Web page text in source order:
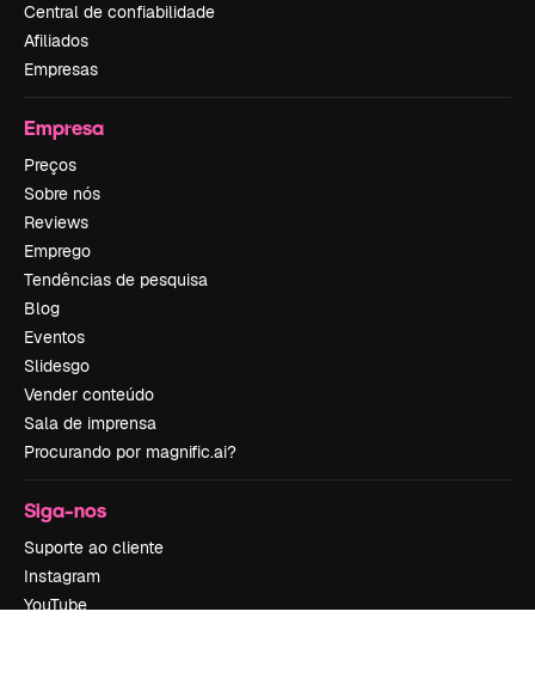
Central de confiabilidade
Afiliados
Empresas
Empresa
Preços
Sobre nós
Reviews
Emprego
Tendências de pesquisa
Blog
Eventos
Slidesgo
Vender conteúdo
Sala de imprensa
Procurando por magnific.ai?
Siga-nos
Suporte ao cliente
Instagram
YouTube